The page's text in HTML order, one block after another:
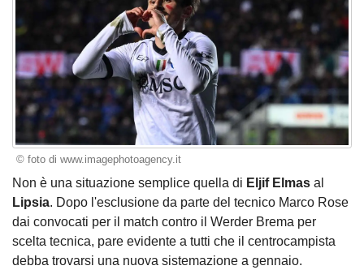
© foto di www.imagephotoagency.it
Non è una situazione semplice quella di Eljif Elmas al
Lipsia. Dopo l'esclusione da parte del tecnico Marco Rose
dai convocati per il match contro il Werder Brema per
scelta tecnica, pare evidente a tutti che il centrocampista
debba trovarsi una nuova sistemazione a gennaio.